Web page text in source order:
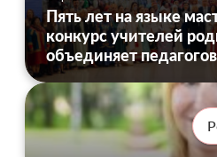
Пять лет на языке
конкурс учителей
объединяет педагогов